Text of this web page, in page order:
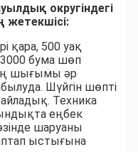
округіндегі
қара, 500 уақ
бума шөп
шығымы әр
Шүйгін шөпті
Техника
еңбек
шаруаны
ыстығына